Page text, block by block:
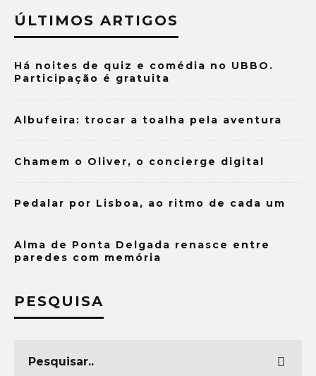
ÚLTIMOS ARTIGOS
Há noites de quiz e comédia no UBBO.
Participação é gratuita
Albufeira: trocar a toalha pela aventura
Chamem o Oliver, o concierge digital
Pedalar por Lisboa, ao ritmo de cada um
Alma de Ponta Delgada renasce entre
paredes com memória
PESQUISA